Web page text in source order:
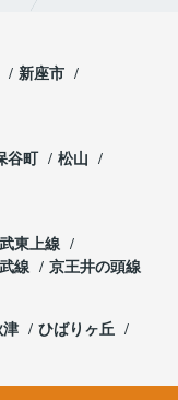
新座市
谷町
松山
東上線
線 京王井の頭線
津
ひばりヶ丘